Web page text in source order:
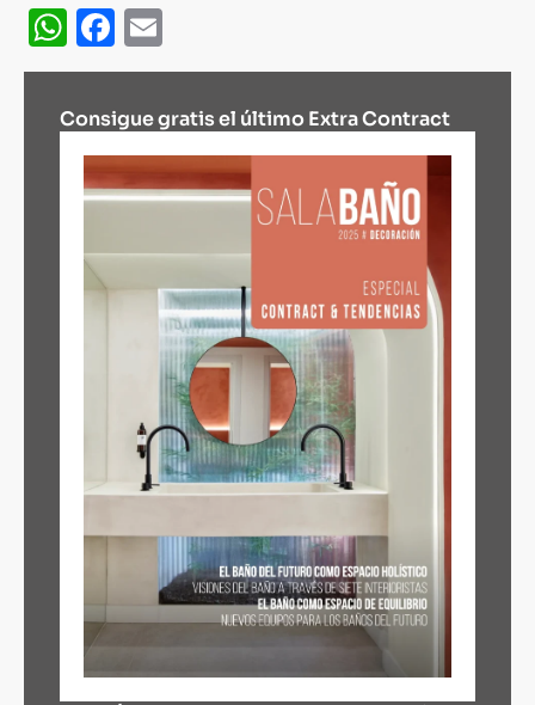
WhatsApp
Facebook
Consigue gratis el último Extra Contract